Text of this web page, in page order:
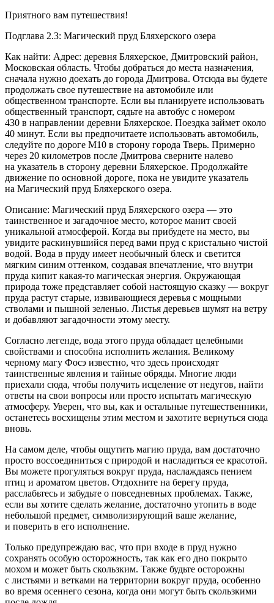
Приятного вам путешествия!
Подглава 2.3: Магический пруд Бляхерского озера
Как найти: Адрес: деревня Бляхерское, Дмитровский район,
Московская область. Чтобы добраться до места назначения,
сначала нужно доехать до города Дмитрова. Отсюда вы будете
продолжать свое путешествие на автомобиле или
общественном транспорте. Если вы планируете использовать
общественный транспорт, сядьте на автобус с номером
430 в направлении деревни Бляхерское. Поездка займет около
40 минут. Если вы предпочитаете использовать автомобиль,
следуйте по дороге М10 в сторону города Тверь. Примерно
через 20 километров после Дмитрова сверните налево
на указатель в сторону деревни Бляхерское. Продолжайте
движение по основной дороге, пока не увидите указатель
на Магический пруд Бляхерского озера.
Описание: Магический пруд Бляхерского озера — это
таинственное и загадочное место, которое манит своей
уникальной атмосферой. Когда вы прибудете на место, вы
увидите раскинувшийся перед вами пруд с кристально чистой
водой. Вода в пруду имеет необычный блеск и светится
мягким синим оттенком, создавая впечатление, что внутри
пруда кипит какая-то магическая энергия. Окружающая
природа тоже представляет собой настоящую сказку — вокруг
пруда растут старые, извивающиеся деревья с мощными
стволами и пышной зеленью. Листья деревьев шумят на ветру
и добавляют загадочности этому месту.
Согласно легенде, вода этого пруда обладает целебными
свойствами и способна исполнить желания. Великому
черному магу Фосэ известно, что здесь происходят
таинственные явления и тайные обряды. Многие люди
приехали сюда, чтобы получить исцеление от недугов, найти
ответы на свои вопросы или просто испытать магическую
атмосферу. Уверен, что вы, как и остальные путешественники,
останетесь восхищены этим местом и захотите вернуться сюда
вновь.
На самом деле, чтобы ощутить магию пруда, вам достаточно
просто воссоединиться с природой и насладиться ее красотой.
Вы можете прогуляться вокруг пруда, наслаждаясь пением
птиц и ароматом цветов. Отдохните на берегу пруда,
расслабьтесь и забудьте о повседневных проблемах. Также,
если вы хотите сделать желание, достаточно утопить в воде
небольшой предмет, символизирующий ваше желание,
и поверить в его исполнение.
Только предупреждаю вас, что при входе в пруд нужно
сохранять особую осторожность, так как его дно покрыто
мохом и может быть скользким. Также будьте осторожны
с листьями и ветками на территории вокруг пруда, особенно
во время осеннего сезона, когда они могут быть скользкими